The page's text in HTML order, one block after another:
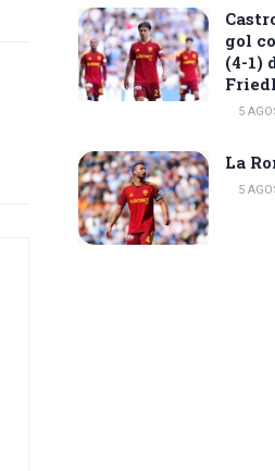
gol
(4-1)
5
La
5